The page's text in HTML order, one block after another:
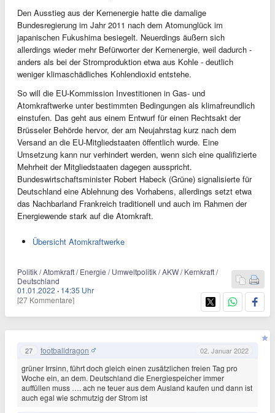
Den Ausstieg aus der Kernenergie hatte die damalige
Bundesregierung im Jahr 2011 nach dem Atomunglück im
japanischen Fukushima besiegelt. Neuerdings äußern sich
allerdings wieder mehr Befürworter der Kernenergie, weil dadurch -
anders als bei der Stromproduktion etwa aus Kohle - deutlich
weniger klimaschädliches Kohlendioxid entstehe.
So will die EU-Kommission Investitionen in Gas- und
Atomkraftwerke unter bestimmten Bedingungen als klimafreundlich
einstufen. Das geht aus einem Entwurf für einen Rechtsakt der
Brüsseler Behörde hervor, der am Neujahrstag kurz nach dem
Versand an die EU-Mitgliedstaaten öffentlich wurde. Eine
Umsetzung kann nur verhindert werden, wenn sich eine qualifizierte
Mehrheit der Mitgliedstaaten dagegen ausspricht.
Bundeswirtschaftsminister Robert Habeck (Grüne) signalisierte für
Deutschland eine Ablehnung des Vorhabens, allerdings setzt etwa
das Nachbarland Frankreich traditionell und auch im Rahmen der
Energiewende stark auf die Atomkraft.
Übersicht Atomkraftwerke
Politik / Atomkraft / Energie / Umweltpolitik / AKW / Kernkraft /
Deutschland
01.01.2022 · 14:35 Uhr
[27 Kommentare]
27 footballdragon 02. Januar 2022
grüner Irrsinn, führt doch gleich einen zusätzlichen freien Tag pro
Woche ein, an dem. Deutschland die Energiespeicher immer
auffüllen muss …. ach ne teuer aus dem Ausland kaufen und dann ist
auch egal wie schmutzig der Strom ist